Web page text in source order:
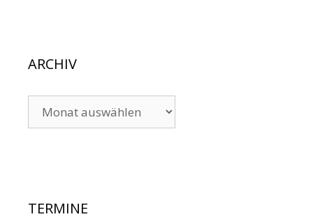
ARCHIV
TERMINE